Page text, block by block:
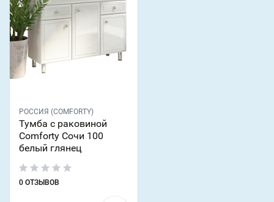
РОССИЯ (COMFORTY)
Тумба с раковиной
Comforty Сочи 100
белый глянец
0 ОТЗЫВОВ